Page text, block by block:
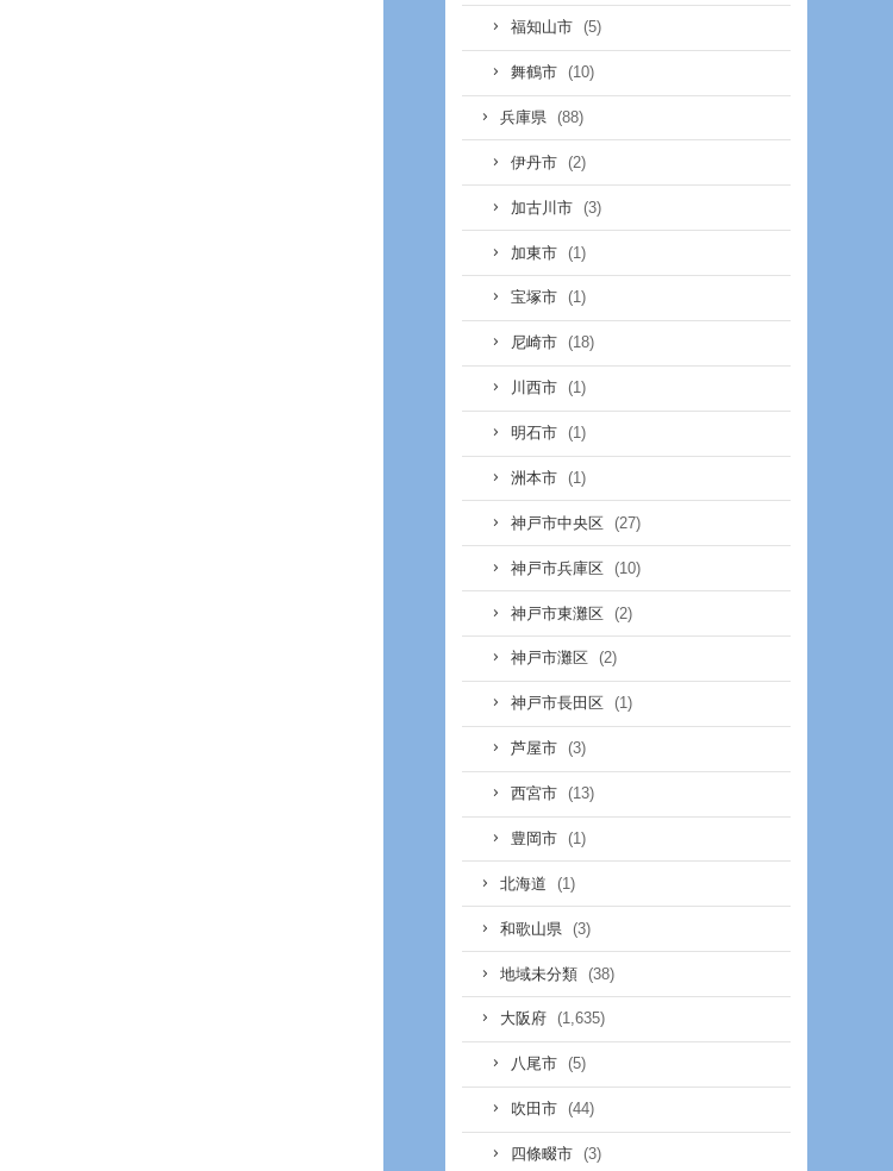
福知山市 (5)
舞鶴市 (10)
兵庫県 (88)
伊丹市 (2)
加古川市 (3)
加東市 (1)
宝塚市 (1)
尼崎市 (18)
川西市 (1)
明石市 (1)
洲本市 (1)
神戸市中央区 (27)
神戸市兵庫区 (10)
神戸市東灘区 (2)
神戸市灘区 (2)
神戸市長田区 (1)
芦屋市 (3)
西宮市 (13)
豊岡市 (1)
北海道 (1)
和歌山県 (3)
地域未分類 (38)
大阪府 (1,635)
八尾市 (5)
吹田市 (44)
四條畷市 (3)